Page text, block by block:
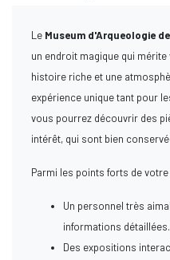
Le Museum d'Arqueologie
un endroit magique qui
histoire riche et une
expérience unique tant pour
vous pourrez découvrir des
intérêt, qui sont bien
Parmi les points forts de
Un personnel très
informations détaillées.
Des expositions